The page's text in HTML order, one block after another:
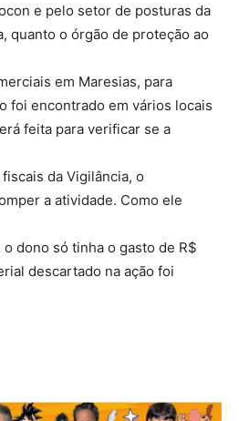
e pelo setor de posturas da
quanto o órgão de proteção ao
em Maresias, para
foi encontrado em vários locais
feita para verificar se a
da Vigilância, o
a atividade. Como ele
dono só tinha o gasto de R$
descartado na ação foi